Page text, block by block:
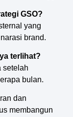
GSO?
yang
brand.
terlihat?
setelah
bulan.
dan
membangun